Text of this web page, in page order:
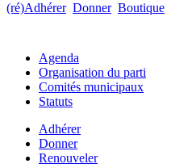
(ré)Adhérer Donner Boutique
Agenda
Organisation du parti
Comités municipaux
Statuts
Adhérer
Donner
Renouveler